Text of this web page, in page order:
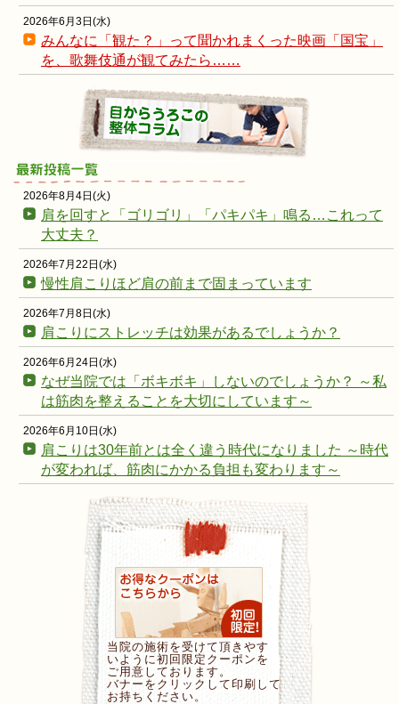
2026年6月3日(水)
みんなに「観た？」って聞かれまくった映画「国宝」
を、歌舞伎通が観てみたら……
2026年8月4日(火)
肩を回すと「ゴリゴリ」「パキパキ」鳴る…これって
大丈夫？
2026年7月22日(水)
慢性肩こりほど肩の前まで固まっています
2026年7月8日(水)
肩こりにストレッチは効果があるでしょうか？
2026年6月24日(水)
なぜ当院では「ボキボキ」しないのでしょうか？ ～私
は筋肉を整えることを大切にしています～
2026年6月10日(水)
肩こりは30年前とは全く違う時代になりました ～時代
が変われば、筋肉にかかる負担も変わります～
当院の施術を受けて頂きやす
いように初回限定クーポンを
ご用意しております。
バナーをクリックして印刷して
お持ちください。